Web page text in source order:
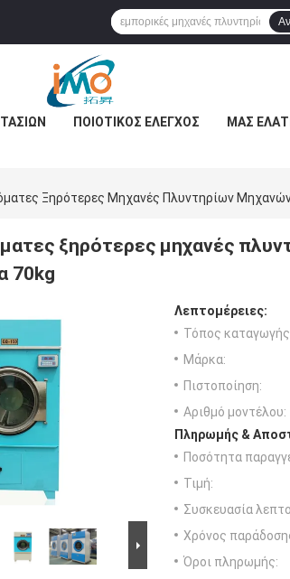
ΠΟΙΟΤΙΚΌΣ ΈΛΕΓΧΟΣ ΜΑΣ
Ξηρότερες Μηχανές Πλυντηρίων
ξηρότερες μηχανές
70kg
Λεπτομέρειες:
Τόπος
Μάρκα:
Πιστοποίηση:
Αριθμό μοντέλου:
Πληρωμής &
Ποσότητα
Τιμή:
Συσκευασία
Χρόνος
Όροι πληρωμής: